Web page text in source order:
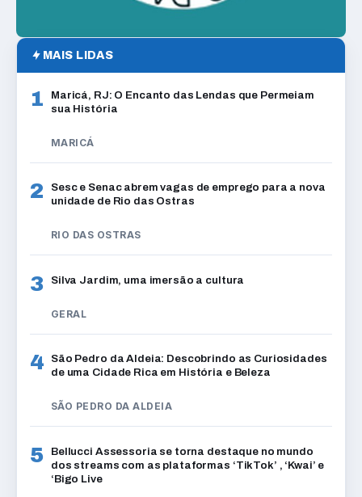
MAIS LIDAS
1
Maricá, RJ: O Encanto das Lendas que Permeiam
sua História
MARICÁ
2
Sesc e Senac abrem vagas de emprego para a nova
unidade de Rio das Ostras
RIO DAS OSTRAS
3 Silva Jardim, uma imersão a cultura
GERAL
4
São Pedro da Aldeia: Descobrindo as Curiosidades
de uma Cidade Rica em História e Beleza
SÃO PEDRO DA ALDEIA
5
Bellucci Assessoria se torna destaque no mundo
dos streams com as plataformas ‘TikTok’ , ‘Kwai’ e
‘Bigo Live